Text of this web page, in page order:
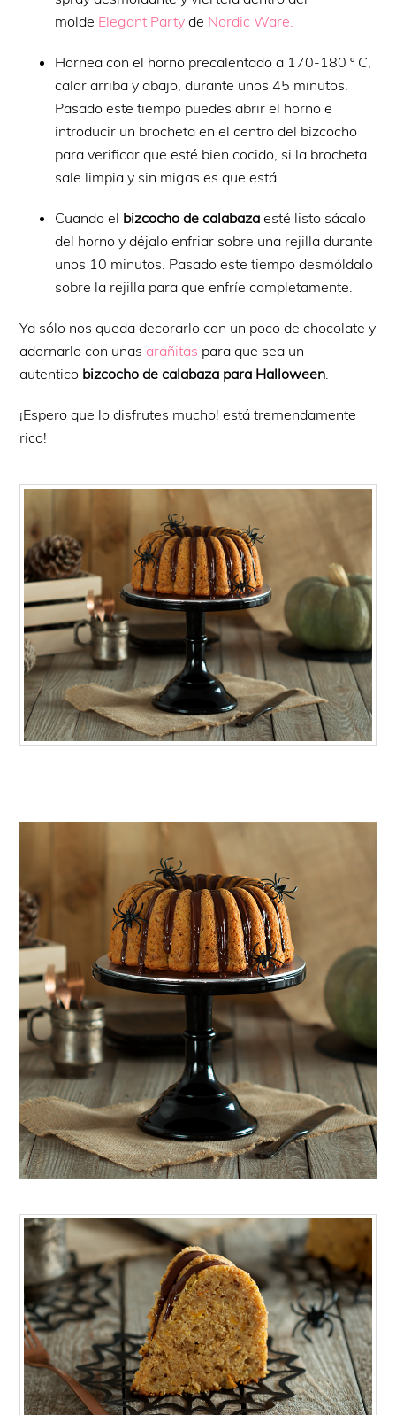
molde Elegant Party de Nordic Ware
Hornea con el horno precalentado a 170-180 º C,
calor arriba y abajo, durante unos 45 minutos.
Pasado este tiempo puedes abrir el horno e
introducir un brocheta en el centro del bizcocho
para verificar que esté bien cocido, si la brocheta
sale limpia y sin migas es que está.
Cuando el bizcocho de calabaza esté listo sácalo
del horno y déjalo enfriar sobre una rejilla durante
unos 10 minutos. Pasado este tiempo desmóldalo
sobre la rejilla para que enfríe completamente.
Ya sólo nos queda decorarlo con un poco de chocolate y
adornarlo con unas arañitas para que sea un
autentico bizcocho de calabaza para Halloween
¡Espero que lo disfrutes mucho! está tremendamente
rico!